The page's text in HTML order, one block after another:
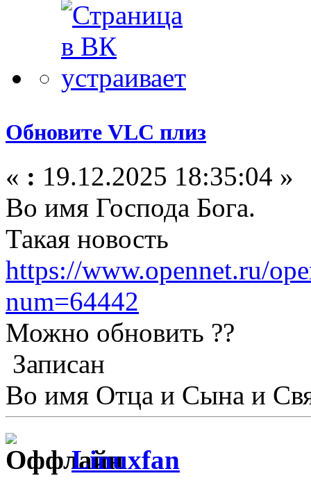
Обновите VLC плиз
« : 19.12.2025 18:35:04 »
Во имя Господа Бога.
Такая новость
https://www.opennet.ru/
num=64442
Можно обновить ??
Записан
Во имя Отца и Сына и
Linuxfan